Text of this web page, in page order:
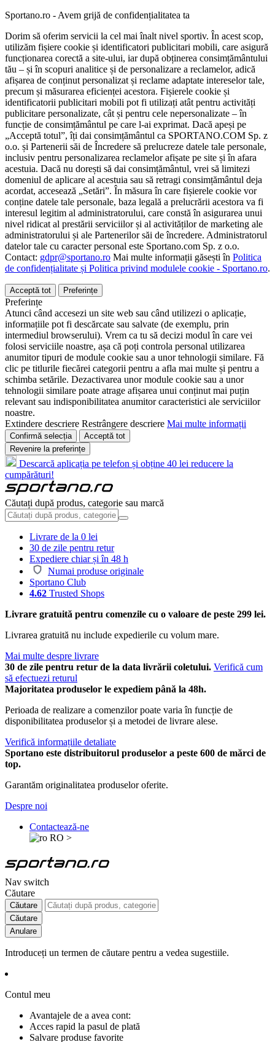
Sportano.ro - Avem grijă de confidențialitatea ta
Dorim să oferim servicii la cel mai înalt nivel sportiv. În acest scop,
utilizăm fișiere cookie și identificatori publicitari mobili, care asigură
funcționarea corectă a site-ului, iar după obținerea consimțământului
tău – și în scopuri analitice și de personalizare a reclamelor, adică
afișarea de conținut personalizat și reclame adaptate intereselor tale,
precum și măsurarea eficienței acestora. Fișierele cookie și
identificatorii publicitari mobili pot fi utilizați atât pentru activități
publicitare personalizate, cât și pentru cele nepersonalizate – în
funcție de consimțământul pe care l-ai exprimat. Dacă apeși pe
„Acceptă totul”, îți dai consimțământul ca SPORTANO.COM Sp. z
o.o. și Partenerii săi de Încredere să prelucreze datele tale personale,
inclusiv pentru personalizarea reclamelor afișate pe site și în afara
acestuia. Dacă nu dorești să dai consimțământul, vrei să limitezi
domeniul de aplicare al acestuia sau să retragi consimțământul deja
acordat, accesează „Setări”. În măsura în care fișierele cookie vor
conține datele tale personale, baza legală a prelucrării acestora va fi
interesul legitim al administratorului, care constă în asigurarea unui
nivel ridicat al prestării serviciilor și al activităților de marketing ale
administratorului și ale Partenerilor săi de încredere. Administratorul
datelor tale cu caracter personal este Sportano.com Sp. z o.o.
Contact: gdpr@sportano.ro Mai multe informații găsești în Politica
de confidențialitate și Politica privind modulele cookie - Sportano.ro.
Acceptă tot Preferințe
Preferințe
Atunci când accesezi un site web sau când utilizezi o aplicație,
informațiile pot fi descărcate sau salvate (de exemplu, prin
intermediul browserului). Vrem ca tu să decizi modul în care vei
folosi serviciile noastre, așa că poți controla personal utilizarea
anumitor tipuri de module cookie sau a unor tehnologii similare. Fă
clic pe titlurile fiecărei categorii pentru a afla mai multe și pentru a
schimba setările. Dezactivarea unor module cookie sau a unor
tehnologii similare poate atrage afișarea unui conținut mai puțin
relevant sau indisponibilitatea anumitor caracteristici ale serviciilor
noastre.
Extindere descriere Restrângere descriere Mai multe informații
Confirmă selecția
Acceptă tot
Revenire la preferințe
Descarcă aplicația pe telefon și obține 40 lei reducere la
cumpărături!
Căutați după produs, categorie sau marcă
Livrare de la 0 lei
30 de zile pentru retur
Expediere chiar și în 48 h
Numai produse originale
Sportano Club
4.62 Trusted Shops
Livrare gratuită pentru comenzile cu o valoare de peste 299 lei.
Livrarea gratuită nu include expedierile cu volum mare.
Mai multe despre livrare
30 de zile pentru retur de la data livrării coletului. Verifică cum
să efectuezi returul
Majoritatea produselor le expediem până la 48h.
Perioada de realizare a comenzilor poate varia în funcție de
disponibilitatea produselor și a metodei de livrare alese.
Verifică informațiile detaliate
Sportano este distribuitorul produselor a peste 600 de mărci de
top.
Garantăm originalitatea produselor oferite.
Despre noi
Contactează-ne
RO >
Nav switch
Căutare
Căutare
Căutare
Anulare
Introduceți un termen de căutare pentru a vedea sugestiile.
Contul meu
Avantajele de a avea cont:
Acces rapid la pasul de plată
Salvare produse favorite